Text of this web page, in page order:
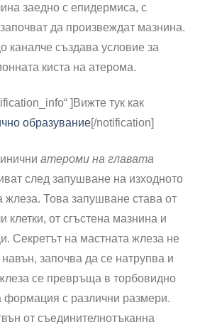
заедно с епидермиса, с
да произвеждат мазнина.
каналче създава условие за
киста на атерома.
] Вижте тук как
образувание [/notification]
атероми на главата
след запушване на изходното
жлеза. Това запушване става от
клетки, от сгъстена мазнина и
Секретът на мастната жлеза не
започва да се натрупва и
се превръща в торбовидно
формация с различни размери.
от съединителнотъканна